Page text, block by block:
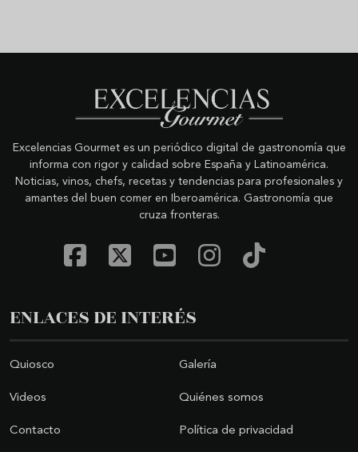
Excelencias Gourmet es un periódico digital de gastronomía que
informa con rigor y calidad sobre España y Latinoamérica.
Noticias, vinos, chefs, recetas y tendencias para profesionales y
amantes del buen comer en Iberoamérica. Gastronomía que
cruza fronteras.
ENLACES DE INTERÉS
Quiosco Galería
Videos Quiénes somos
Contacto Política de privacidad